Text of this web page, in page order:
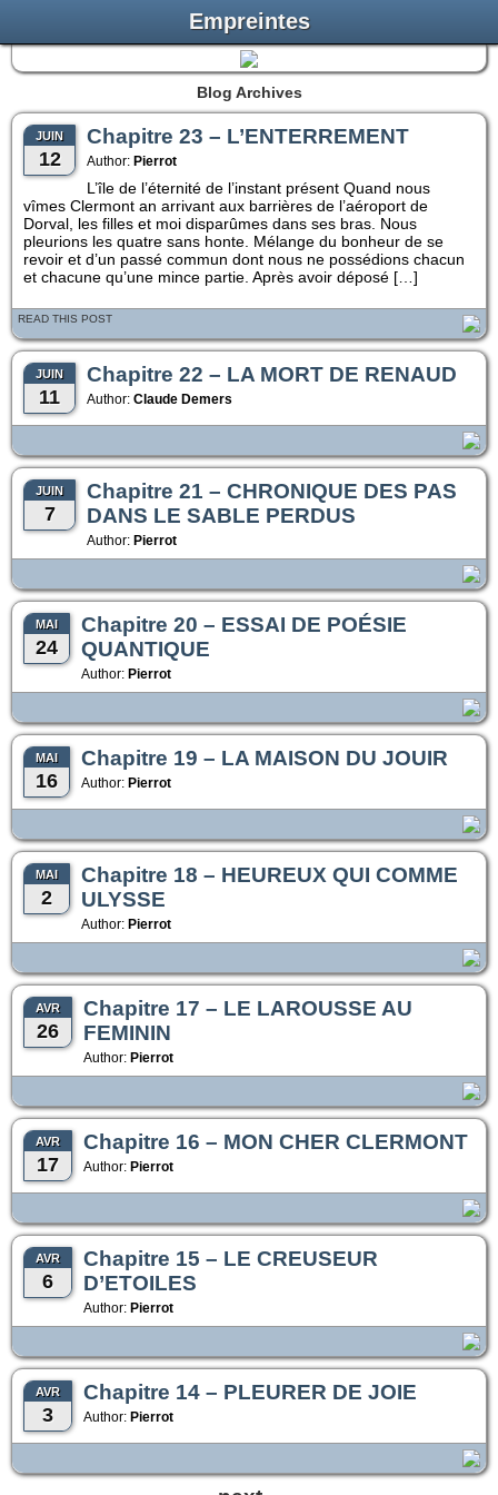
Empreintes
Blog Archives
JUIN
12
Chapitre 23 – L’ENTERREMENT
Author: Pierrot
L’île de l’éternité de l’instant présent Quand nous
vîmes Clermont an arrivant aux barrières de l’aéroport de
Dorval, les filles et moi disparûmes dans ses bras. Nous
pleurions les quatre sans honte. Mélange du bonheur de se
revoir et d’un passé commun dont nous ne possédions chacun
et chacune qu’une mince partie. Après avoir déposé […]
READ THIS POST
JUIN
11
Chapitre 22 – LA MORT DE RENAUD
Author: Claude Demers
JUIN
7
Chapitre 21 – CHRONIQUE DES PAS
DANS LE SABLE PERDUS
Author: Pierrot
MAI
24
Chapitre 20 – ESSAI DE POÉSIE
QUANTIQUE
Author: Pierrot
MAI
16
Chapitre 19 – LA MAISON DU JOUIR
Author: Pierrot
MAI
2
Chapitre 18 – HEUREUX QUI COMME
ULYSSE
Author: Pierrot
AVR
26
Chapitre 17 – LE LAROUSSE AU
FEMININ
Author: Pierrot
AVR
17
Chapitre 16 – MON CHER CLERMONT
Author: Pierrot
AVR
6
Chapitre 15 – LE CREUSEUR
D’ETOILES
Author: Pierrot
AVR
3
Chapitre 14 – PLEURER DE JOIE
Author: Pierrot